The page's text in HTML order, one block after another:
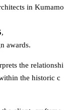
in Kumamo
,
awards.
the relationshi
the historic c